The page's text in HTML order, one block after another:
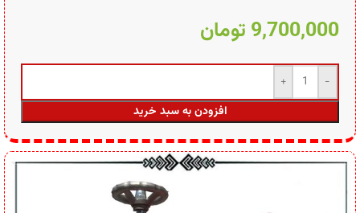
9,700,000 تومان
افزودن به سبد خرید